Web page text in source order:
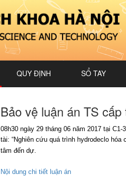
QUY ĐỊNH SỔ TAY
Bảo vệ luận án TS
08h30 ngày 29 tháng 06 năm 2017 tại
tài: “Nghiên cứu quá trình hydrodeclo
tâm đến dự.
Nội dung chi tiết luận án